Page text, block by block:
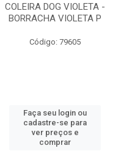
COLEIRA DOG VIOLETA -
BORRACHA VIOLETA P
Código: 79605
Faça seu login ou
cadastre-se para
ver preços e
comprar